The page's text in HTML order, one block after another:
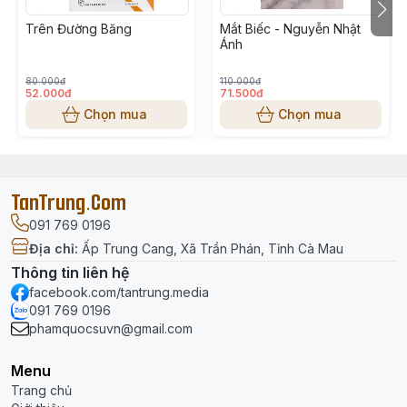
Tập hợp các bài viết truyền cảm hứng của Tony Buổi
Sáng gửi đến giới trẻ.
Giọng văn hài hước, trào phúng nhưng sâu sắc, truyền
và phát triển bản thân
Cuốn sách mang tính động viên, khích lệ bạn trẻ thay
đổi tư duy và hành động.
Trên Đường Băng
80.000đ
52.000đ
Chọn mua
Mắt Biếc - Nguyễn Nhật
Ánh
110.000đ
71.500đ
Chọn mua
TanTrung.Com
091 769 0196
Địa chỉ: Ấp Trung Cang, Xã Trần Phán, Tỉnh Cà Mau
Thông tin liên hệ
facebook.com/tantrung.media
091 769 0196
phamquocsuvn@gmail.com
Menu
Trang chủ